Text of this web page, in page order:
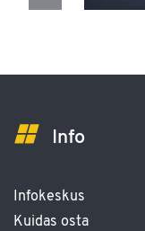
Info
Infokeskus
Kuidas osta